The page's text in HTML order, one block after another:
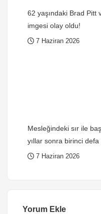
62 yaşındaki Brad Pitt
imgesi olay oldu!
7 Haziran 2026
Mesleğindeki sır ile
yıllar sonra birinci defa
7 Haziran 2026
Yorum Ekle